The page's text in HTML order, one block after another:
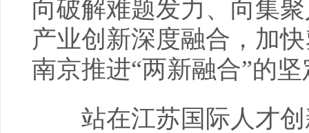
向破解难题发力、向集
产业创新深度融合，加
南京推进“两新融合”的
站在江苏国际人才创